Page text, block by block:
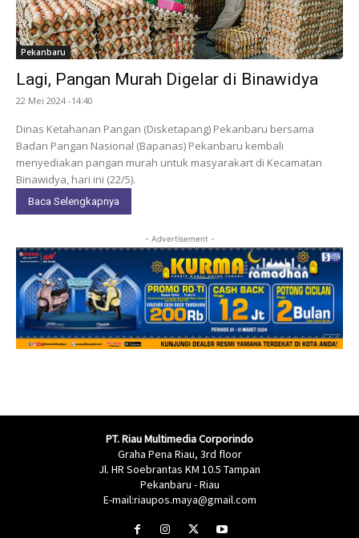
Pekanbaru
Lagi, Pangan Murah Digelar di Binawidya
22 Mei 2024 -14:40
Dinas Ketahanan Pangan (Disketapang) Pekanbaru bersama
Badan Pangan Nasional (Bapanas) Pekanbaru kembali
menyediakan pangan murah untuk masyarakart di Kecamatan
Binawidya, hari ini (22/5).
Baca Selengkapnya
- Advertisement -
PT. Riau Multimedia Corporindo
Graha Pena Riau, 3rd floor
Jl. HR Soebrantas KM 10.5 Tampan
Pekanbaru - Riau
E-mail:riaupos.maya@gmail.com